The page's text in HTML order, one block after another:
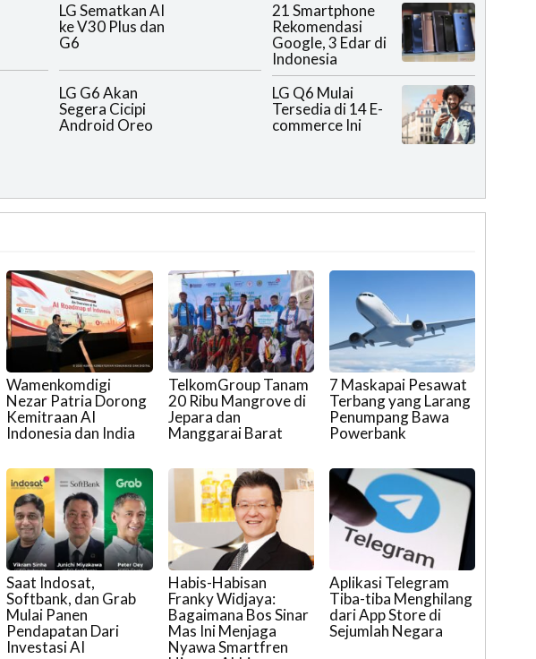
LG Sematkan AI
ke V30 Plus dan
G6
21 Smartphone
Rekomendasi
Google, 3 Edar di
Indonesia
LG G6 Akan
Segera Cicipi
Android Oreo
LG Q6 Mulai
Tersedia di 14 E-
commerce Ini
Wamenkomdigi
Nezar Patria Dorong
Kemitraan AI
Indonesia dan India
TelkomGroup Tanam
20 Ribu Mangrove di
Jepara dan
Manggarai Barat
7 Maskapai Pesawat
Terbang yang Larang
Penumpang Bawa
Powerbank
Saat Indosat,
Softbank, dan Grab
Mulai Panen
Pendapatan Dari
Investasi AI
Habis-Habisan
Franky Widjaya:
Bagaimana Bos Sinar
Mas Ini Menjaga
Nyawa Smartfren
Aplikasi Telegram
Tiba-tiba Menghilang
dari App Store di
Sejumlah Negara